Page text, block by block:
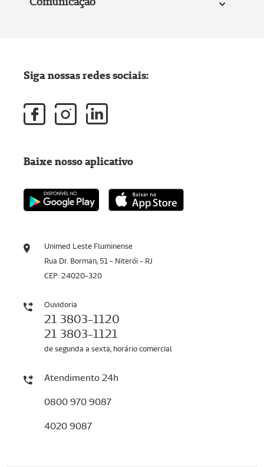
Unimed Leste Fluminense
Rua Dr. Borman, 51 - Niterói - RJ
CEP: 24020-320
Ouvidoria
21 3803-1120
21 3803-1121
de segunda a sexta, horário comercial
Atendimento 24h
0800 970 9087
4020 9087
Siga nossas redes sociais:
Baixe nosso aplicativo